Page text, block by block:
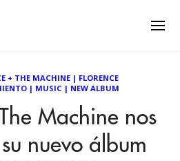
+ THE MACHINE | FLORENCE
| MUSIC | NEW ALBUM
Machine nos
nuevo álbum